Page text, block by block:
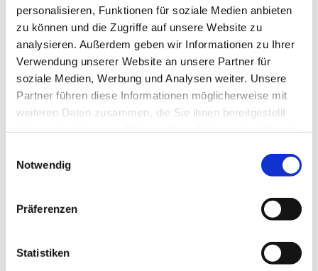
personalisieren, Funktionen für soziale Medien anbieten
zu können und die Zugriffe auf unsere Website zu
analysieren. Außerdem geben wir Informationen zu Ihrer
Verwendung unserer Website an unsere Partner für
soziale Medien, Werbung und Analysen weiter. Unsere
Partner führen diese Informationen möglicherweise mit
weiteren Daten zusammen, die Sie ihnen bereitgestellt
Notwendig
Präferenzen
Statistiken